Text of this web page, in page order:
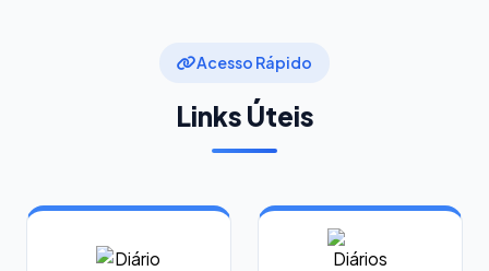
Acesso Rápido
Links Úteis